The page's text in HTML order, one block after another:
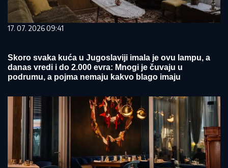
17. 07. 2026 09:41
Skoro svaka kuća u Jugoslaviji imala je ovu lampu, a
danas vredi i do 2.000 evra: Mnogi je čuvaju u
podrumu, a pojma nemaju kakvo blago imaju